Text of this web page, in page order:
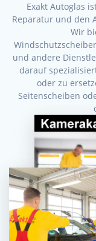
Exakt Autoglas
Reparatur und den
Wir
und andere
darauf
oder zu
Seitenscheiben